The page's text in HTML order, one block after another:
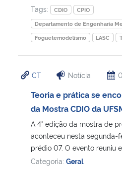
Gabinete de Segurança Institucional
Advocacia-Geral da União
Banco Central do Brasil
Tags:
CDIO
CPIO
Departamento de Engenharia
Foguetemodelismo
LASC
CT Notícia
Teoria e prática se
da Mostra CDIO da
A 4° edição da mostra de
aconteceu nesta segunda-
prédio 07. O evento reuniu
Categoria: Geral